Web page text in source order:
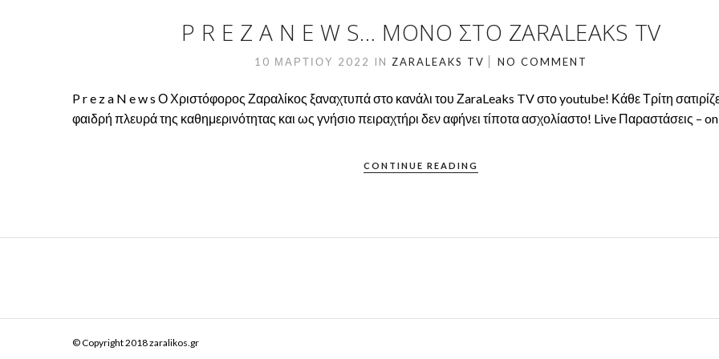
P R E Z A N E W S… ΜΌΝΟ ΣΤΟ ZARALEAKS TV
10 ΜΑΡΤΊΟΥ 2022 IN ZARALEAKS TV NO COMMENT
P r e z a N e w s Ο Χριστόφορος Ζαραλίκος ξαναχτυπά στο κανάλι του ΖaraLeaks TV στο youtube! Κάθε Τρίτη
φαιδρή πλευρά της καθημερινότητας και ως γνήσιο πειραχτήρι δεν αφήνει τίποτα ασχολίαστο! Live Παραστάσεις –
CONTINUE READING
© Copyright 2018 zaralikos.gr